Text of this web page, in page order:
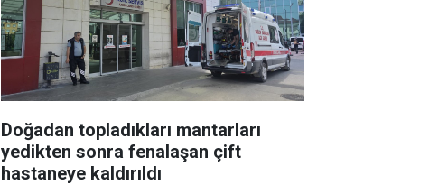
Doğadan topladıkları mantarları
yedikten sonra fenalaşan çift
hastaneye kaldırıldı